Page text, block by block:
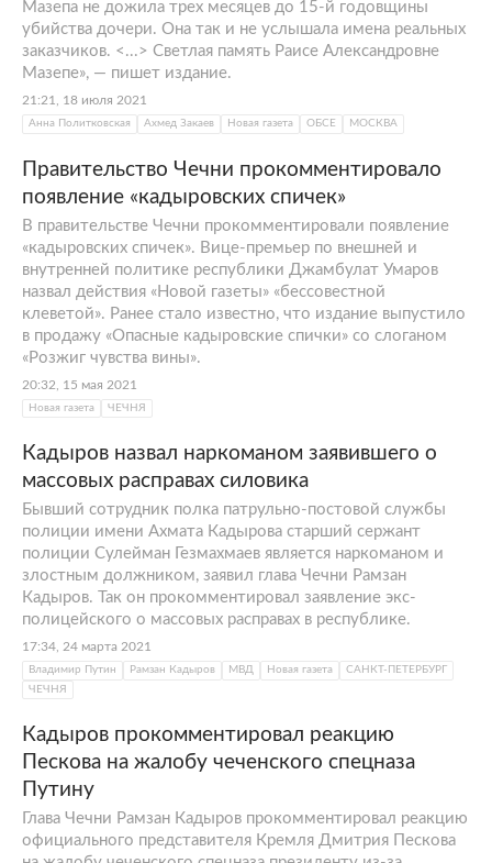
Мазепа не дожила трех месяцев до 15-й годовщины
убийства дочери. Она так и не услышала имена реальных
заказчиков. <...> Светлая память Раисе Александровне
Мазепе», — пишет издание.
21:21, 18 июля 2021
Анна Политковская Ахмед Закаев Новая газета ОБСЕ МОСКВА
Правительство Чечни прокомментировало
появление «кадыровских спичек»
В правительстве Чечни прокомментировали появление
«кадыровских спичек». Вице-премьер по внешней и
внутренней политике республики Джамбулат Умаров
назвал действия «Новой газеты» «бессовестной
клеветой». Ранее стало известно, что издание выпустило
в продажу «Опасные кадыровские спички» со слоганом
«Розжиг чувства вины».
20:32, 15 мая 2021
Новая газета ЧЕЧНЯ
Кадыров назвал наркоманом заявившего о
массовых расправах силовика
Бывший сотрудник полка патрульно-постовой службы
полиции имени Ахмата Кадырова старший сержант
полиции Сулейман Гезмахмаев является наркоманом и
злостным должником, заявил глава Чечни Рамзан
Кадыров. Так он прокомментировал заявление экс-
полицейского о массовых расправах в республике.
17:34, 24 марта 2021
Владимир Путин Рамзан Кадыров МВД Новая газета
САНКТ-ПЕТЕРБУРГ
ЧЕЧНЯ
Кадыров прокомментировал реакцию
Пескова на жалобу чеченского спецназа
Путину
Глава Чечни Рамзан Кадыров прокомментировал реакцию
официального представителя Кремля Дмитрия Пескова